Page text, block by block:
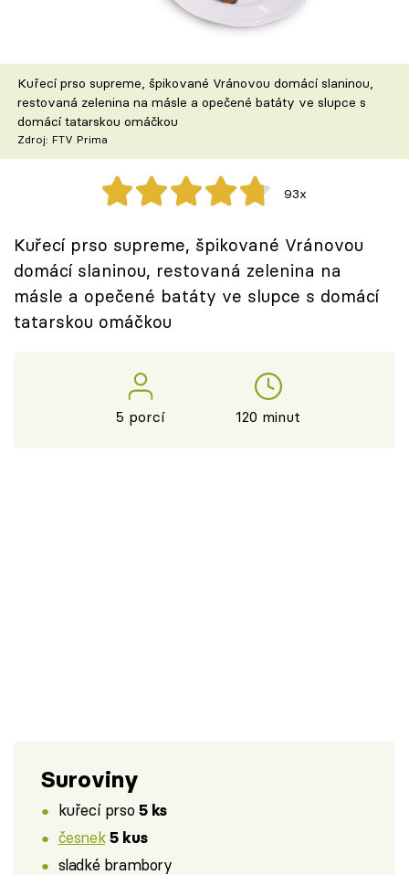
Sledujte prima+
Přihlášení
Kuřecí prso supreme, špikované Vránovou domácí slaninou,
restovaná zelenina na másle a opečené batáty ve slupce s
domácí tatarskou omáčkou
Zdroj: FTV Prima
93x
Kuřecí prso supreme, špikované Vránovou
domácí slaninou, restovaná zelenina na
másle a opečené batáty ve slupce s domácí
tatarskou omáčkou
5 porcí 120 minut
Suroviny
kuřecí prso 5 ks
česnek 5 kus
sladké brambory